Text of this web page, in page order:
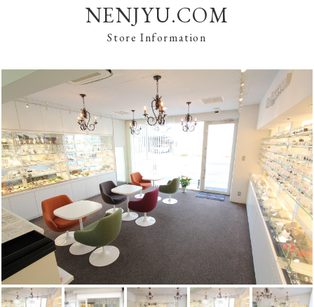
NENJYU.COM
Store Information